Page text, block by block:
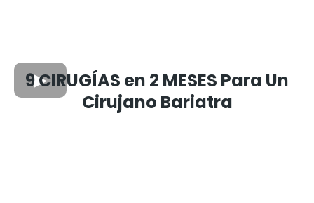
9 CIRUGÍAS en 2 MESES Para Un
Cirujano Bariatra